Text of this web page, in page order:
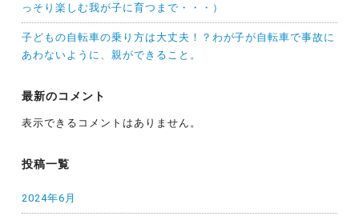
っそり楽しむ我が子に育つまで・・・）
子どもの自転車の乗り方は大丈夫！？わが子が自転車で事故に
あわないように、親ができること。
最新のコメント
表示できるコメントはありません。
投稿一覧
2024年6月